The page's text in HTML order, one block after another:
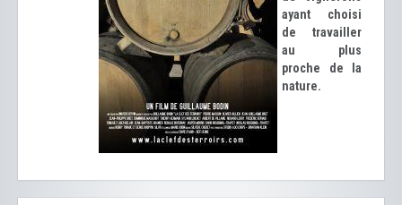
ayant choisi
de travailler
au plus
proche de la
nature.